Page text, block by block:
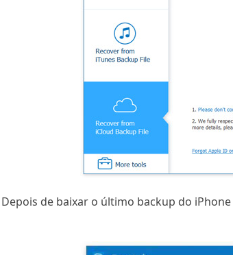
Depois de baixar o último backup do